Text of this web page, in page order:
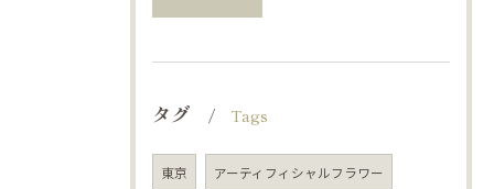
タグ Tags
東京 アーティフィシャルフラワー